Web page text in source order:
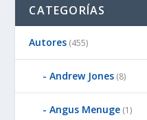
CATEGORÍAS
Autores (455)
Andrew Jones (8)
Angus Menuge (1)